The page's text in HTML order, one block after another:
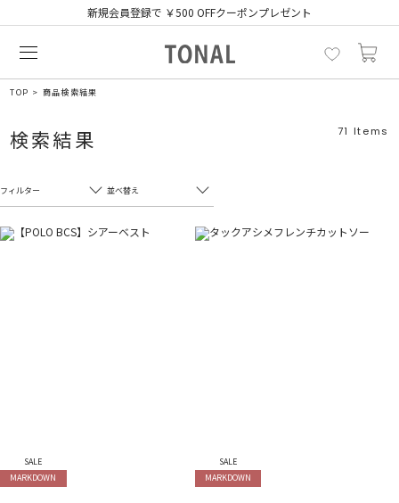
新規会員登録で ￥500 OFFクーポンプレゼント
TOP 商品検索結果
検索結果 71 Items
フィルター
フリーワード
ベージュ
オレンジオレンジ
イエロー
グリーングリーン
並べ替え
売れ筋順
SALE
MARKDOWN
SALE
MARKDOWN